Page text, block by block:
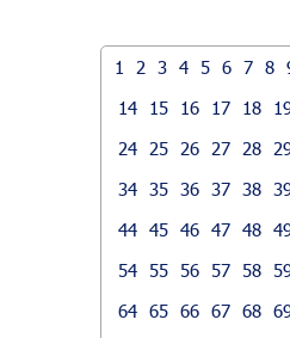
1 2 3 4 5 6 7 8
14
15 16 17 18
24
25 26 27 28
34 35 36 37 38
44 45 46 47 48
54 55 56 57 58
64 65 66 67 68